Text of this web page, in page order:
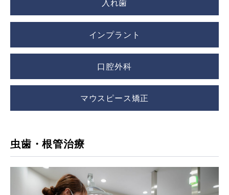
入れ歯
インプラント
口腔外科
マウスピース矯正
虫歯・根管治療